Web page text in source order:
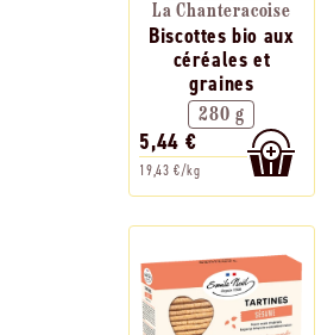
La Chanteracoise
Biscottes bio aux
céréales et
graines
280 g
5,44 €
19,43 €/kg